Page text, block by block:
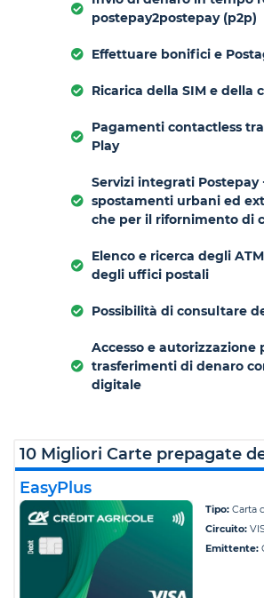
postepay2postepay (p2p)
Effettuare bonifici e
Ricarica della SIM e della
Pagamenti contactless
Play
Servizi integrati Postepay
spostamenti urbani ed
che per il rifornimento di
Elenco e ricerca degli
degli uffici postali
Possibilità di consultare
Accesso e autorizzazione
trasferimenti di denaro
digitale
10 Migliori Carte prepagate
EasyPlus
Tipo: Carta
Circuito:
Emittente: